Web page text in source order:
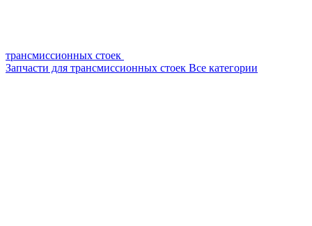
трансмиссионных стоек
Запчасти для трансмиссионных стоек Все категории